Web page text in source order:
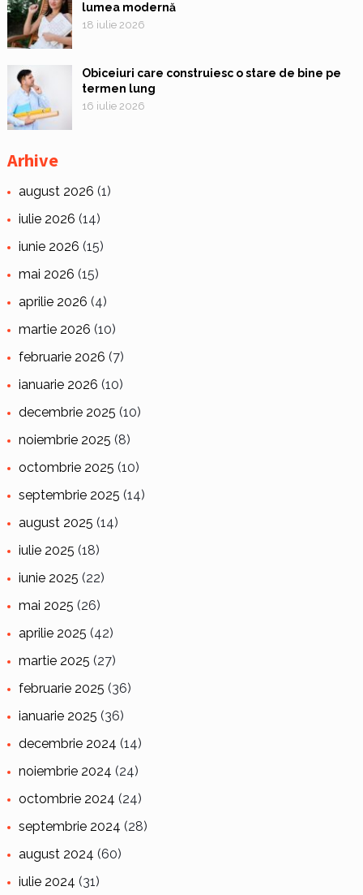
lumea modernă
18 iulie 2026
Obiceiuri care construiesc o stare de bine pe
termen lung
16 iulie 2026
Arhive
august 2026 (1)
iulie 2026 (14)
iunie 2026 (15)
mai 2026 (15)
aprilie 2026 (4)
martie 2026 (10)
februarie 2026 (7)
ianuarie 2026 (10)
decembrie 2025 (10)
noiembrie 2025 (8)
octombrie 2025 (10)
septembrie 2025 (14)
august 2025 (14)
iulie 2025 (18)
iunie 2025 (22)
mai 2025 (26)
aprilie 2025 (42)
martie 2025 (27)
februarie 2025 (36)
ianuarie 2025 (36)
decembrie 2024 (14)
noiembrie 2024 (24)
octombrie 2024 (24)
septembrie 2024 (28)
august 2024 (60)
iulie 2024 (31)